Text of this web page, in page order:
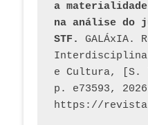
a
na análise do
STF.
GALÁxIA.
Interdisciplinar
e Cultura,
p. e73593,